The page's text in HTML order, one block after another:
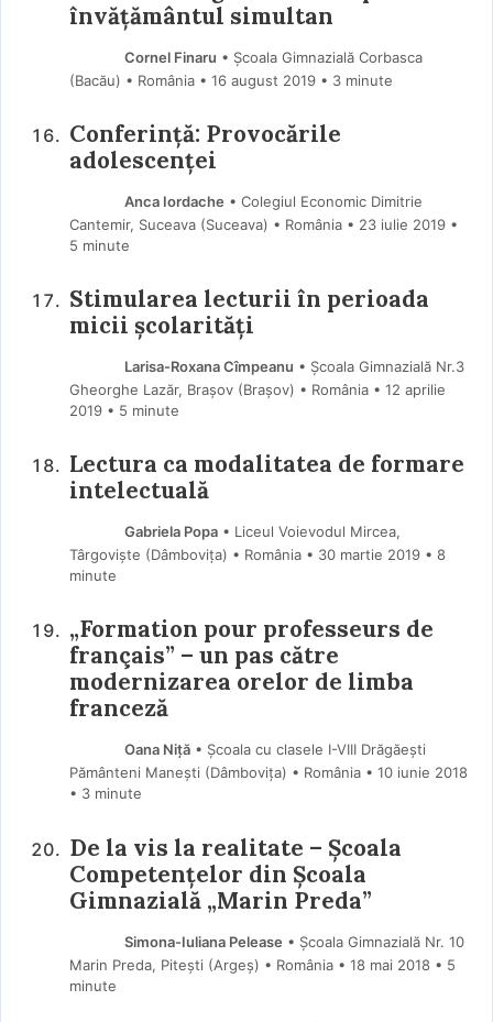
învățământul simultan
Cornel Finaru • Școala Gimnazială Corbasca
(Bacău) • România
16 august 2019 • 3 minute
Conferință: Provocările
adolescenței
Anca Iordache • Colegiul Economic Dimitrie
Cantemir, Suceava (Suceava) • România
23 iulie 2019 •
5 minute
Stimularea lecturii în perioada
micii școlarități
Larisa-Roxana Cîmpeanu • Școala Gimnazială Nr.3
Gheorghe Lazăr, Brașov (Braşov) • România
12 aprilie
2019 • 5 minute
Lectura ca modalitatea de formare
intelectuală
Gabriela Popa• Liceul Voievodul Mircea,
Târgoviște (Dâmboviţa) • România
30 martie 2019 • 8
minute
„Formation pour professeurs de
français” – un pas către
modernizarea orelor de limba
franceză
Oana Niţă• Școala cu clasele I-VIII Drăgăești
Pământeni Manești (Dâmboviţa) • România
10 iunie 2018
• 3 minute
De la vis la realitate – Școala
Competențelor din Școala
Gimnazială „Marin Preda”
Simona-Iuliana Pelease • Școala Gimnazială Nr. 10
Marin Preda, Pitești (Argeş) • România
18 mai 2018 • 5
minute